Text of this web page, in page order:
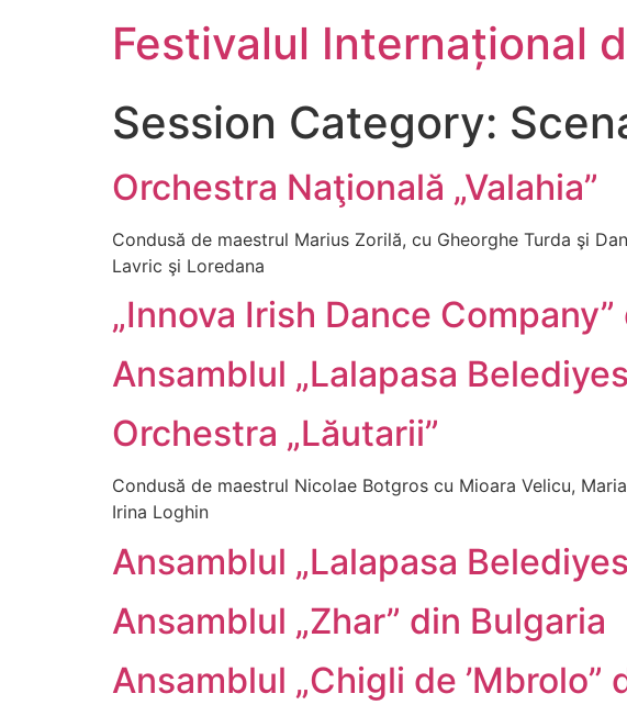
Festivalul Internațional
Session Category:
Orchestra Naţională „Valahia”
Condusă de maestrul Marius Zorilă, cu Gheorghe Turda şi
Lavric şi Loredana
„Innova Irish Dance
Ansamblul „Lalapasa
Orchestra „Lăutarii”
Condusă de maestrul Nicolae Botgros cu Mioara Velicu,
Irina Loghin
Ansamblul „Lalapasa
Ansamblul „Zhar” din Bulgaria
Ansamblul „Chigli de ’Mbrolo”